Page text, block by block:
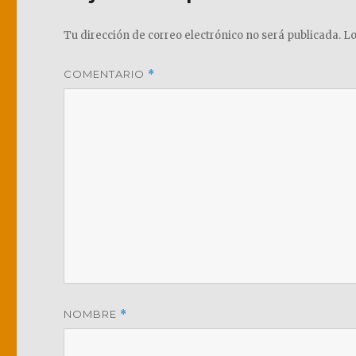
Tu dirección de correo electrónico no será publicada.
COMENTARIO *
NOMBRE *